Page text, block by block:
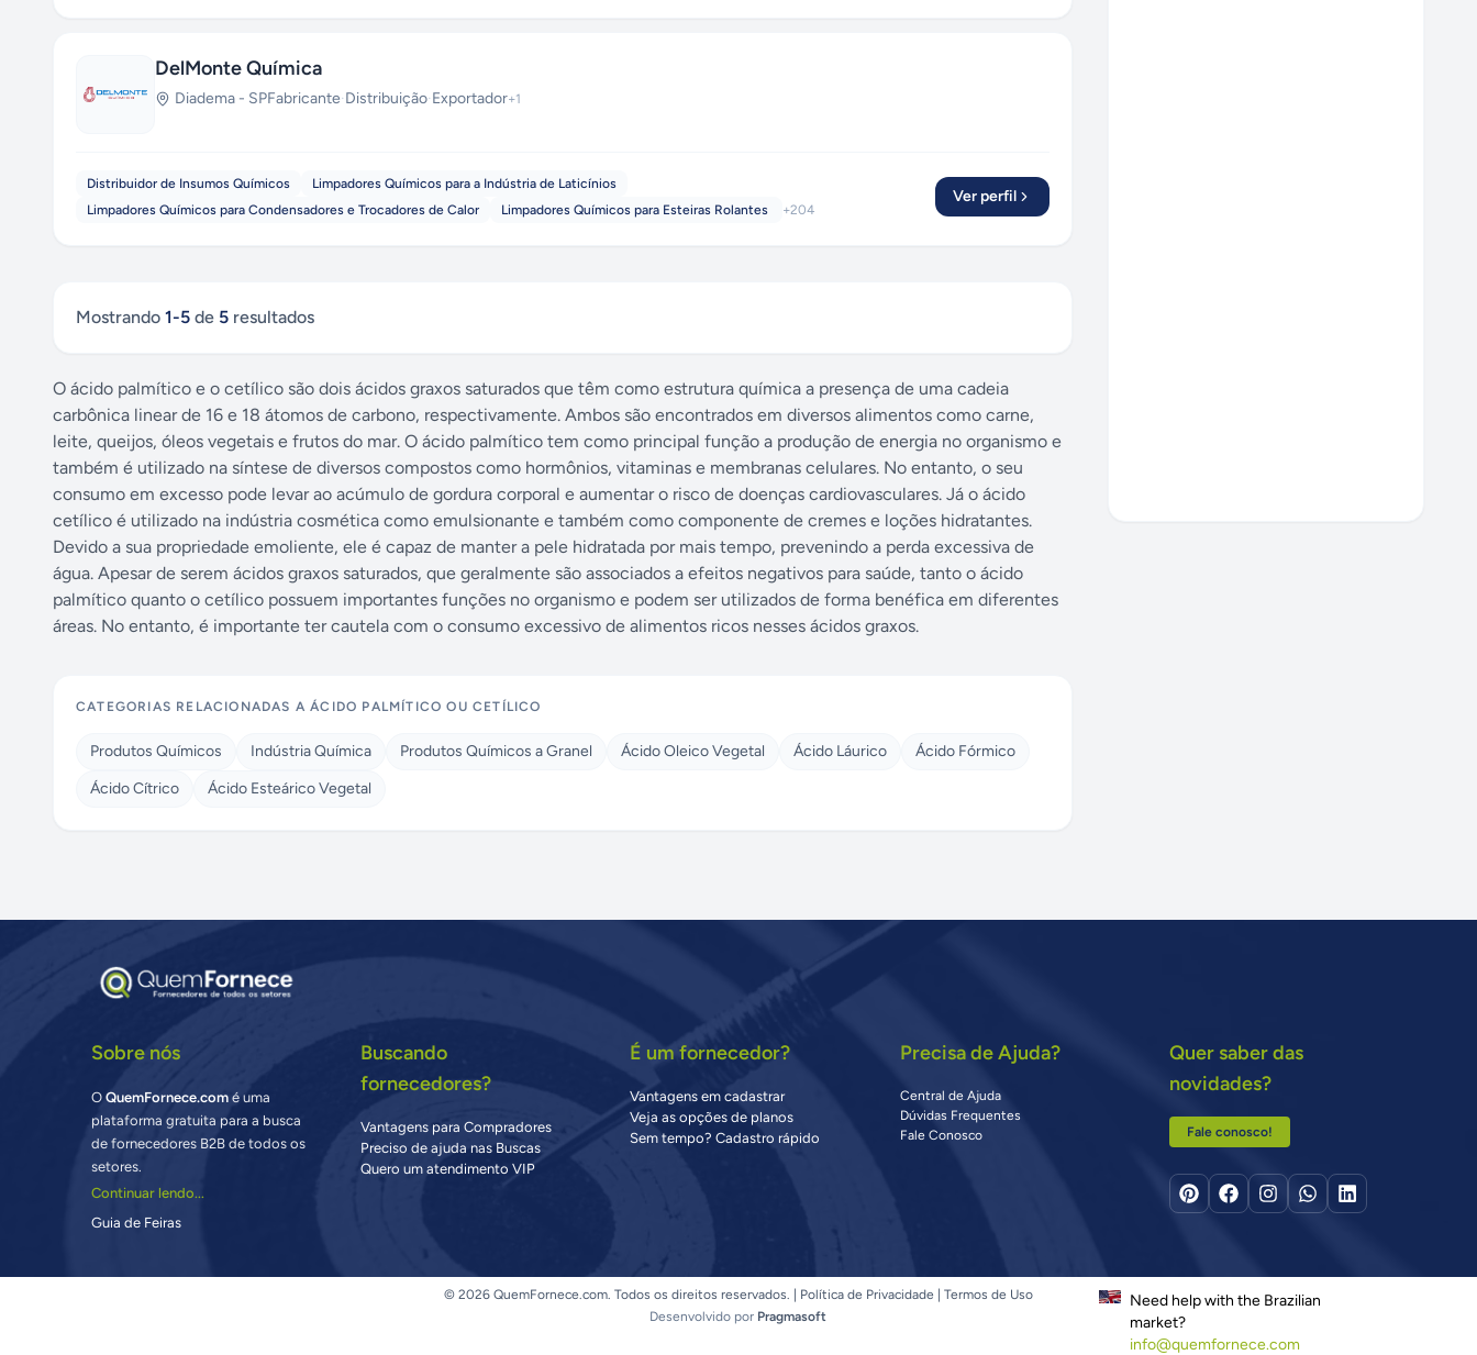
DelMonte Química
Diadema - SPFabricante·Distribuição·Exportador+1
Distribuidor de Insumos Químicos
Limpadores Químicos para a Indústria de Laticínios
Limpadores Químicos para Condensadores e Trocadores de Calor
Limpadores Químicos para Esteiras Rolantes +204
Ver perfil
Mostrando 1-5 de 5 resultados
O ácido palmítico e o cetílico são dois ácidos graxos saturados que têm como estrutura química a presença de uma cadeia
carbônica linear de 16 e 18 átomos de carbono, respectivamente. Ambos são encontrados em diversos alimentos como carne,
leite, queijos, óleos vegetais e frutos do mar. O ácido palmítico tem como principal função a produção de energia no organismo e
também é utilizado na síntese de diversos compostos como hormônios, vitaminas e membranas celulares. No entanto, o seu
consumo em excesso pode levar ao acúmulo de gordura corporal e aumentar o risco de doenças cardiovasculares. Já o ácido
cetílico é utilizado na indústria cosmética como emulsionante e também como componente de cremes e loções hidratantes.
Devido a sua propriedade emoliente, ele é capaz de manter a pele hidratada por mais tempo, prevenindo a perda excessiva de
água. Apesar de serem ácidos graxos saturados, que geralmente são associados a efeitos negativos para saúde, tanto o ácido
palmítico quanto o cetílico possuem importantes funções no organismo e podem ser utilizados de forma benéfica em diferentes
áreas. No entanto, é importante ter cautela com o consumo excessivo de alimentos ricos nesses ácidos graxos.
CATEGORIAS RELACIONADAS AÁCIDO PALMÍTICO OU CETÍLICO
Produtos Químicos Indústria Química Produtos Químicos a Granel Ácido Oleico Vegetal Ácido Láurico
Ácido Fórmico
Ácido Cítrico
Ácido Esteárico Vegetal
Sobre nós
OQuemFornece.com é uma
plataforma gratuita para a busca
de fornecedores B2B de todos os
setores.
Continuar lendo...
Guia de Feiras
Buscando
fornecedores?
Vantagens para Compradores
Preciso de ajuda nas Buscas
Quero um atendimento VIP
É um fornecedor?
Vantagens em cadastrar
Veja as opções de planos
Sem tempo? Cadastro rápido
Precisa de Ajuda?
Central de Ajuda
Dúvidas Frequentes
Fale Conosco
Quer saber das
novidades?
Fale conosco!
© 2026 QuemFornece.com. Todos os direitos reservados. | Política de Privacidade
Termos de Uso
Desenvolvido por Pragmasoft
Need help with the Brazilian
market?
info@quemfornece.com